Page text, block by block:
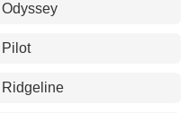
Odyssey
Pilot
Ridgeline